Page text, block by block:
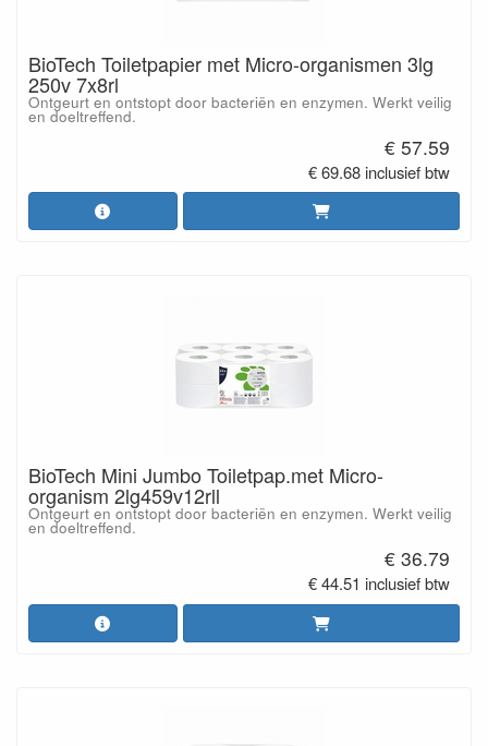
BioTech Toiletpapier met Micro-organismen 3lg
250v 7x8rl
Ontgeurt en ontstopt door bacteriën en enzymen. Werkt veilig
en doeltreffend.
€ 57.59
€ 69.68 inclusief btw
BioTech Mini Jumbo Toiletpap.met Micro-
organism 2lg459v12rll
Ontgeurt en ontstopt door bacteriën en enzymen. Werkt veilig
en doeltreffend.
€ 36.79
€ 44.51 inclusief btw